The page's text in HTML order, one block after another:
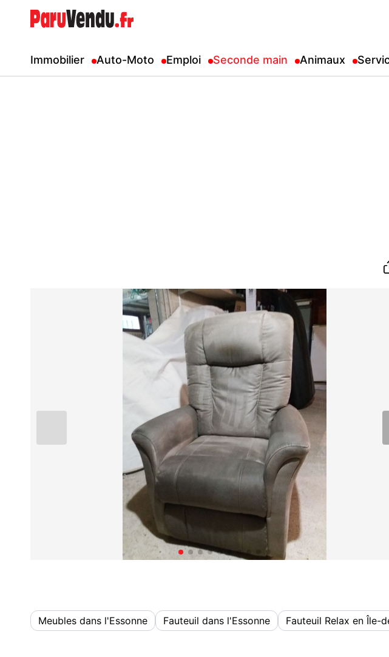
Immobilier Auto-Moto Emploi Seconde main Animaux
Meubles dans l'Essonne Fauteuil dans l'Essonne Fauteuil Relax en Île-